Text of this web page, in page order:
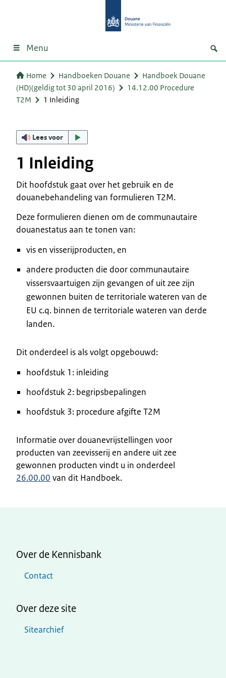
Menu
Home Handboeken Douane
Handboek Douane
(HD)(geldig tot 30 april 2016)
14.12.00 Procedure
T2M
1 Inleiding
Lees voor
1 Inleiding
Dit hoofdstuk gaat over het gebruik en de
douanebehandeling van formulieren T2M.
Deze formulieren dienen om de communautaire
douanestatus aan te tonen van:
vis en visserijproducten, en
andere producten die door communautaire
vissersvaartuigen zijn gevangen of uit zee zijn
gewonnen buiten de territoriale wateren van de
EU c.q. binnen de territoriale wateren van derde
landen.
Dit onderdeel is als volgt opgebouwd:
hoofdstuk 1: inleiding
hoofdstuk 2: begripsbepalingen
hoofdstuk 3: procedure afgifte T2M
Informatie over douanevrijstellingen voor
producten van zeevisserij en andere uit zee
gewonnen producten vindt u in onderdeel
26.00.00 van dit Handboek.
Over de Kennisbank
Contact
Over deze site
Sitearchief